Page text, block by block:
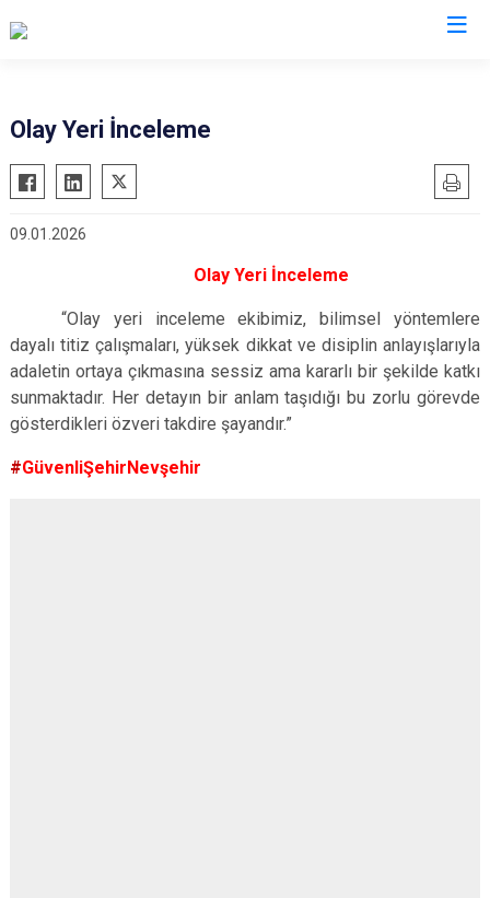
Olay Yeri İnceleme
09.01.2026
Olay Yeri İnceleme
“Olay yeri inceleme ekibimiz, bilimsel yöntemlere
dayalı titiz çalışmaları, yüksek dikkat ve disiplin anlayışlarıyla
adaletin ortaya çıkmasına sessiz ama kararlı bir şekilde katkı
sunmaktadır. Her detayın bir anlam taşıdığı bu zorlu görevde
gösterdikleri özveri takdire şayandır.”
#GüvenliŞehirNevşehir